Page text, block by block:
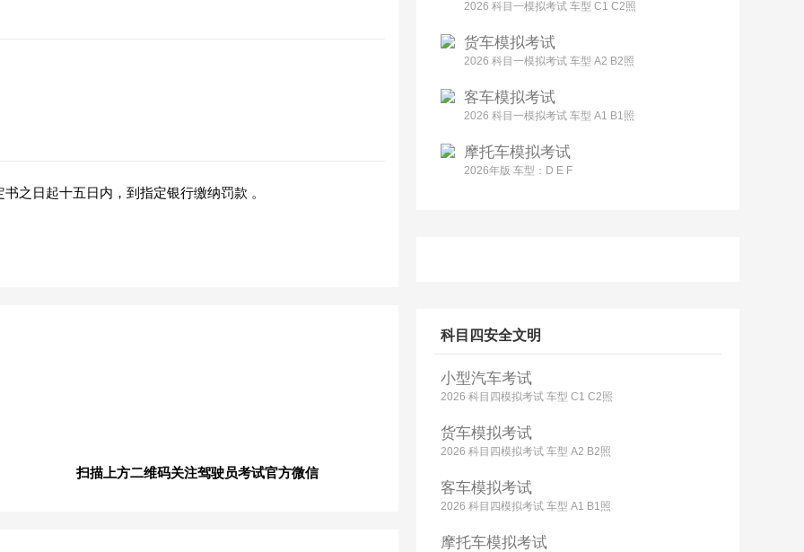
之日起十五日内，到指定银行缴纳罚款 。
扫描上方二维码关注驾驶员考试官方微信
2026 科目一模拟考试 车型 C1 C2照
货车模拟考试
2026 科目一模拟考试 车型 A2 B2照
客车模拟考试
2026 科目一模拟考试 车型 A1 B1照
摩托车模拟考试
2026年版 车型：D E F
科目四安全文明
小型汽车考试
2026 科目四模拟考试 车型 C1 C2照
货车模拟考试
2026 科目四模拟考试 车型 A2 B2照
客车模拟考试
2026 科目四模拟考试 车型 A1 B1照
摩托车模拟考试